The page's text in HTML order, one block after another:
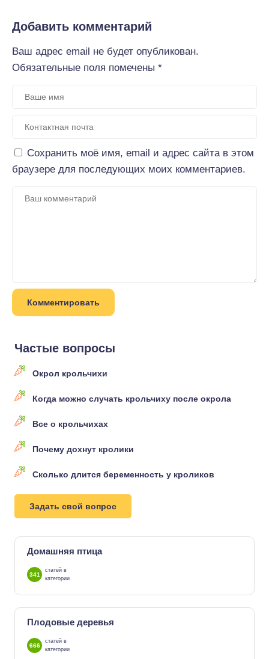
Добавить комментарий
Ваш адрес email не будет опубликован.
Обязательные поля помечены *
Сохранить моё имя, email и адрес сайта в этом
браузере для последующих моих комментариев.
Частые вопросы
Окрол крольчихи
Когда можно случать крольчиху после окрола
Все о крольчихах
Почему дохнут кролики
Сколько длится беременность у кроликов
Задать свой вопрос
Домашняя птица
341
статей в
категории
Плодовые деревья
666
статей в
категории